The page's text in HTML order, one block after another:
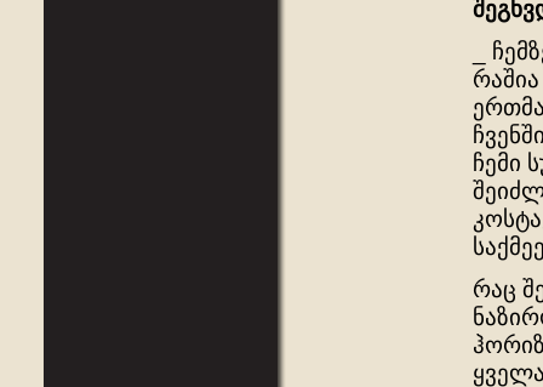
_
ჩემი
რაც